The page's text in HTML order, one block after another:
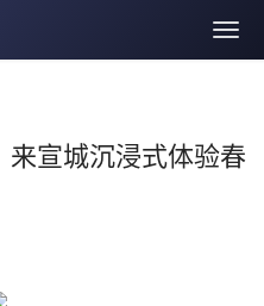
宣城沉浸式体验春